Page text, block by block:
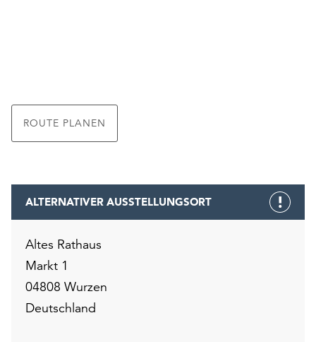
ROUTE PLANEN
ALTERNATIVER AUSSTELLUNGSORT
Altes Rathaus
Markt 1
04808 Wurzen
Deutschland